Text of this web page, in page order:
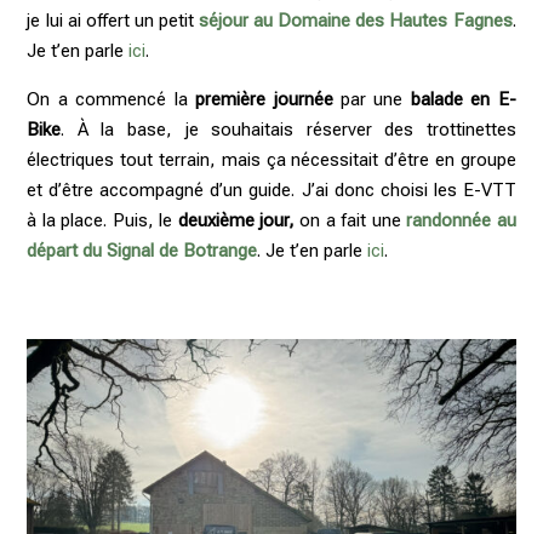
je lui ai offert un petitséjour au Domaine des Hautes Fagnes.
Je t’en parleici.
On a commencé lapremière journéepar une balade en E-
Bike. À la base, je souhaitais réserver des trottinettes
électriques tout terrain, mais ça nécessitait d’être en groupe
et d’être accompagné d’un guide. J’ai donc choisi les E-VTT
à la place. Puis, le deuxième jour, on a fait unerandonnée au
départ du Signal de Botrange. Je t’en parleici.